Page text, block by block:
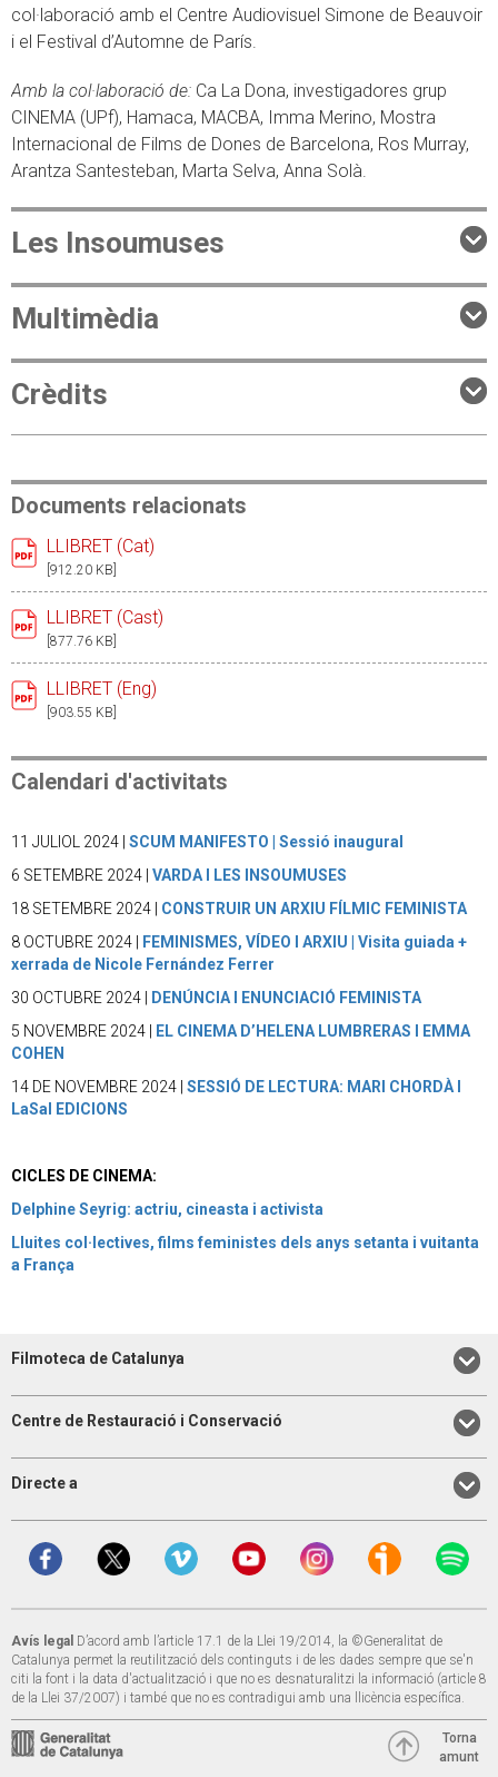
col·laboració amb el Centre Audiovisuel Simone de Beauvoir
i el Festival d’Automne de París.
Amb la col·laboració de: Ca La Dona, investigadores grup
CINEMA (UPf), Hamaca, MACBA, Imma Merino, Mostra
Internacional de Films de Dones de Barcelona, Ros Murray,
Arantza Santesteban, Marta Selva, Anna Solà.
Les Insoumuses
Multimèdia
Crèdits
Documents relacionats
LLIBRET (Cat)
[912.20 KB]
LLIBRET (Cast)
[877.76 KB]
LLIBRET (Eng)
[903.55 KB]
Calendari d'activitats
11 JULIOL 2024 | SCUM MANIFESTO | Sessió inaugural
6 SETEMBRE 2024 | VARDA I LES INSOUMUSES
18 SETEMBRE 2024 | CONSTRUIR UN ARXIU FÍLMIC FEMINISTA
8 OCTUBRE 2024 |
FEMINISMES, VÍDEO I ARXIU | Visita guiada +
xerrada de Nicole Fernández Ferrer
30 OCTUBRE 2024 |
DENÚNCIA I ENUNCIACIÓ FEMINISTA
5 NOVEMBRE 2024 |
EL CINEMA D’HELENA LUMBRERAS I EMMA
COHEN
14 DE NOVEMBRE 2024 | SESSIÓ DE LECTURA: MARI CHORDÀ I
LaSal EDICIONS
CICLES DE CINEMA:
Delphine Seyrig: actriu, cineasta i activista
Lluites col·lectives, films feministes dels anys setanta i vuitanta
a França
Filmoteca de Catalunya
Centre de Restauració i Conservació
Directe a
Avís legal D’acord amb l’article 17.1 de la Llei 19/2014, la ©Generalitat de
Catalunya permet la reutilització dels continguts i de les dades sempre que se'n
citi la font i la data d'actualització i que no es desnaturalitzi la informació (article 8
de la Llei 37/2007) i també que no es contradigui amb una llicència específica.
Torna
amunt